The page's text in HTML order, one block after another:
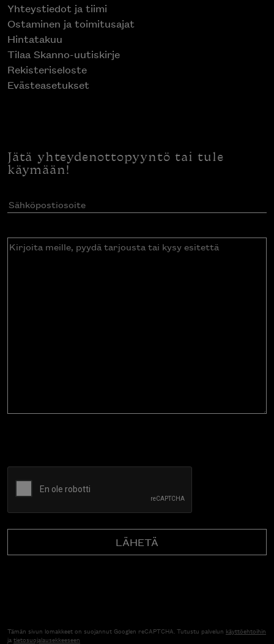
Yhteystiedot ja tiimi
Ostaminen ja toimitusajat
Hintatakuu
Tilaa Skanno-uutiskirje
Rekisteriseloste
Evästeasetukset
Jätä yhteydenottopyyntö tai tule
käymään!
Sähköpostiosoite(Pakollinen)
Kirjoita
Tämän sivun lomakkeet on suojannut Googlen reCAPTCHA. Tutustu palvelun käyttöehtoihin
jatietosuojalausekkeeseen